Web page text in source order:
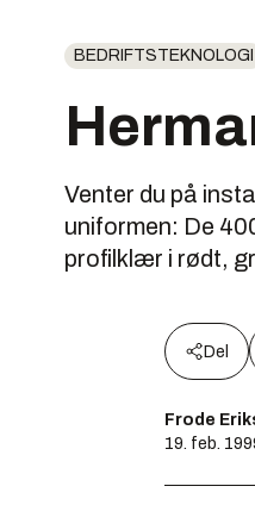
BEDRIFTSTEKNOLOGI
Venter du på
uniformen: De
profilklær i rødt,
Del
Frode
19. feb.